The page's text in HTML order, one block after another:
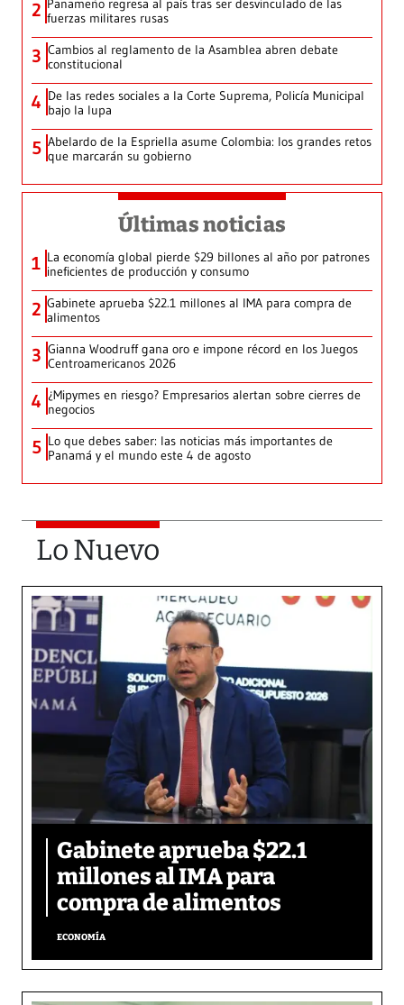
2 Panameño regresa al país tras ser desvinculado de las
fuerzas militares rusas
3 Cambios al reglamento de la Asamblea abren debate
constitucional
4 De las redes sociales a la Corte Suprema, Policía Municipal
bajo la lupa
5 Abelardo de la Espriella asume Colombia: los grandes retos
que marcarán su gobierno
Últimas noticias
1 La economía global pierde $29 billones al año por patrones
ineficientes de producción y consumo
2 Gabinete aprueba $22.1 millones al IMA para compra de
alimentos
3 Gianna Woodruff gana oro e impone récord en los Juegos
Centroamericanos 2026
4 ¿Mipymes en riesgo? Empresarios alertan sobre cierres de
negocios
5 Lo que debes saber: las noticias más importantes de
Panamá y el mundo este 4 de agosto
Lo Nuevo
Gabinete aprueba $22.1
millones al IMA para
compra de alimentos
ECONOMÍA